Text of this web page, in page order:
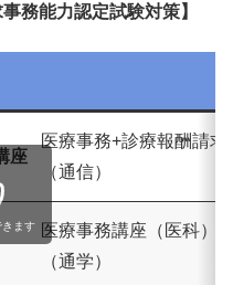
務能力認定試験対策】
座
医療事務+診療報酬請
（通信）
医療事務講座（医科）
（通学）
きます